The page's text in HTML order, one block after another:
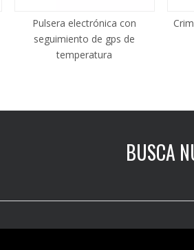
Pulsera electrónica con
seguimiento de gps de
temperatura
BUSCA